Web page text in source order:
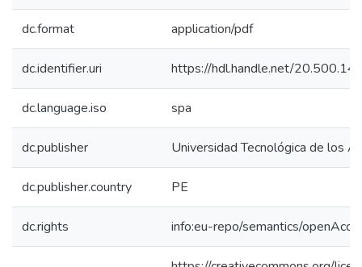
dc.format application/pdf
dc.identifier.uri https://hdl.handle.net/
dc.language.iso spa
dc.publisher Universidad Tecnológica de los
dc.publisher.country PE
dc.rights info:eu-repo/semantics/